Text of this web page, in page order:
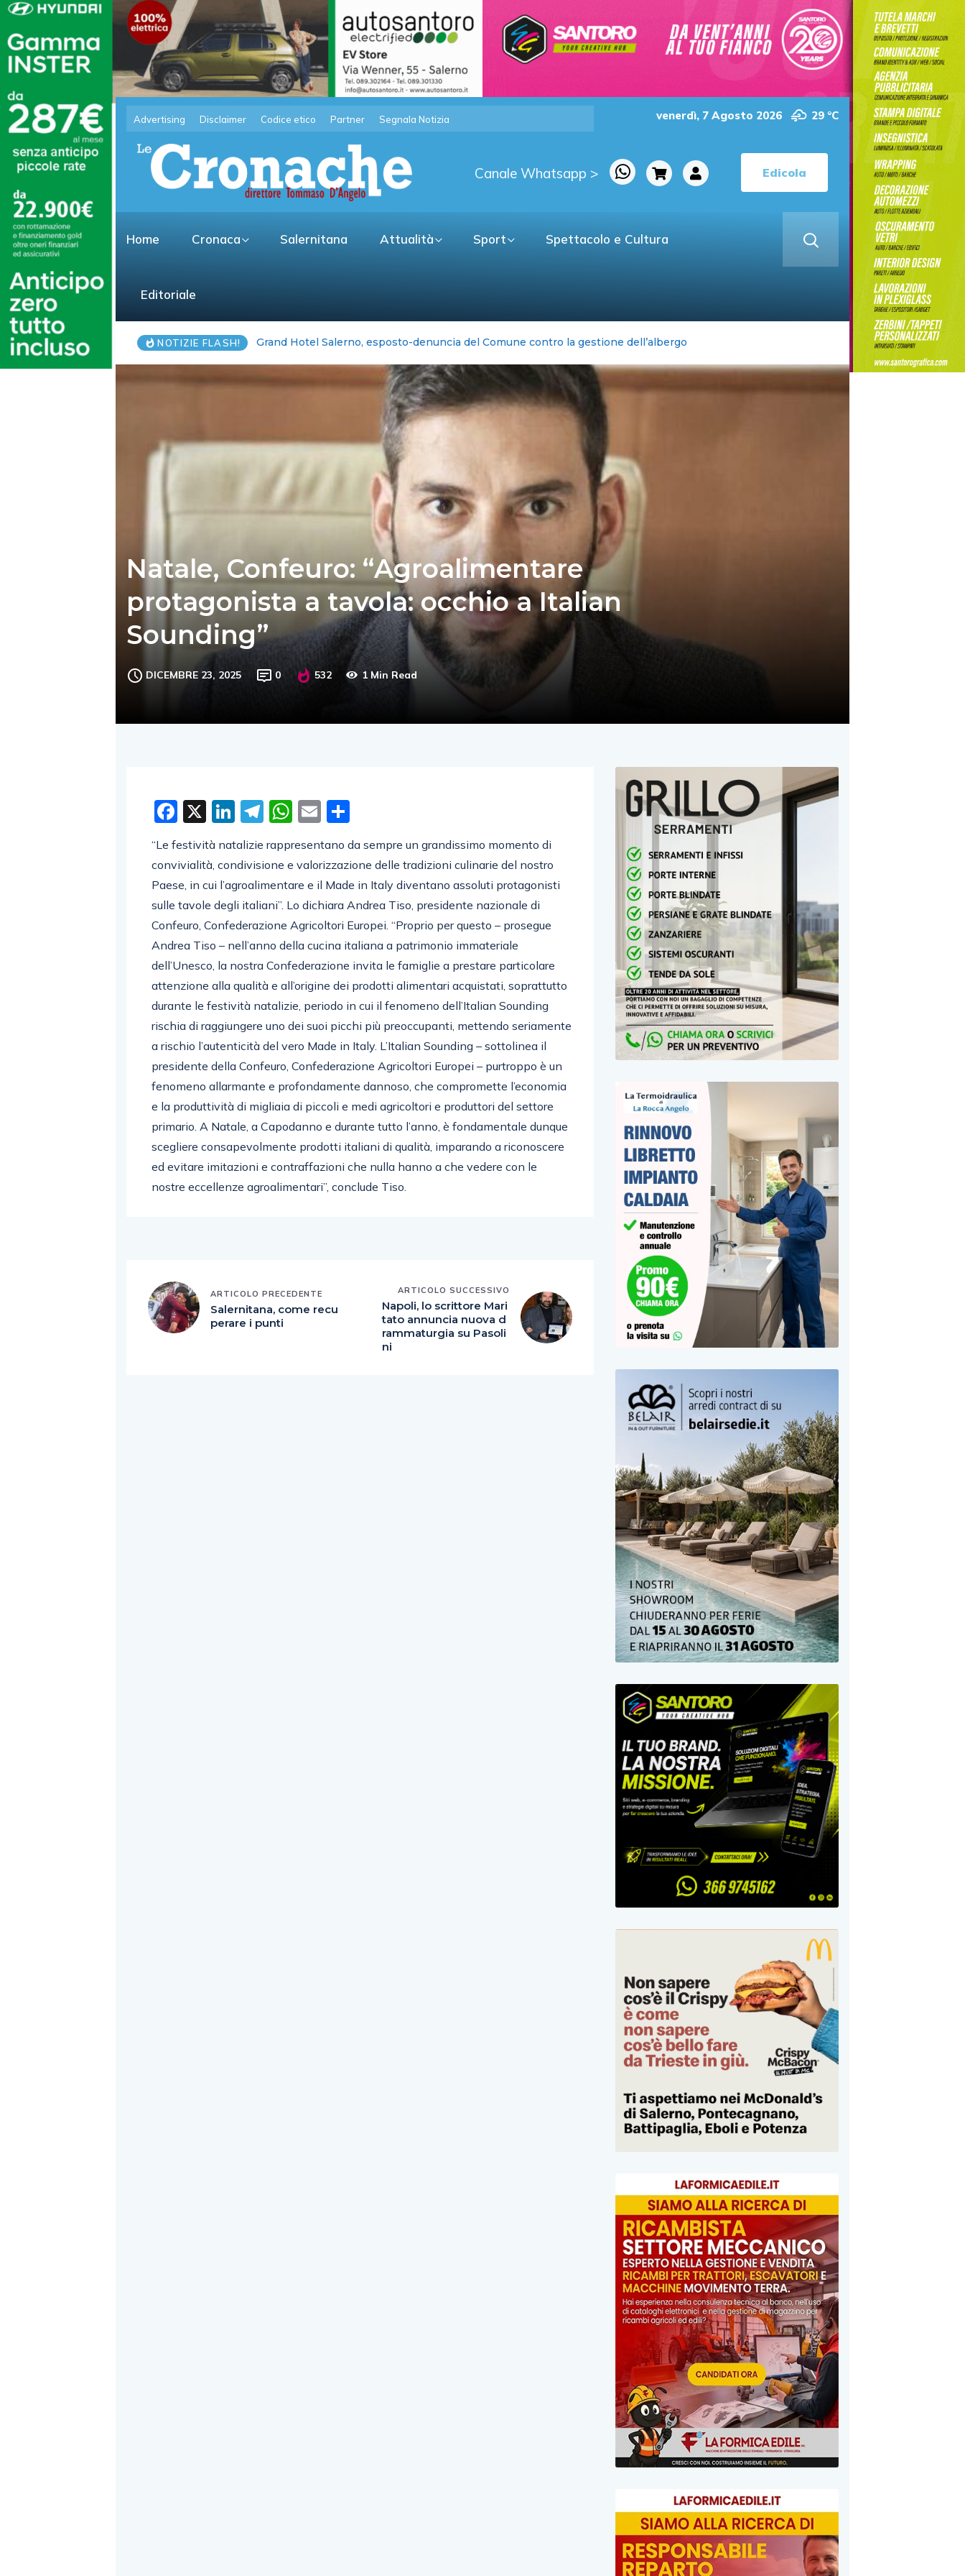
Advertising Disclaimer Codice etico Partner Segnala Notizia venerdì, 7 Agosto 2026 29 °C
Canale Whatsapp > Edicola
Home Cronaca Salernitana Attualità Sport Spettacolo e Cultura
Editoriale
NOTIZIE FLASH! Pagani, disordini durante il rientro di tifosi della Juve Stabia
Natale, Confeuro: “Agroalimentare
protagonista a tavola: occhio a Italian
Sounding”
DICEMBRE 23, 2025 0 532 1 Min Read
Facebook
X LinkedIn
Telegram
WhatsApp
Email
“Le festività natalizie rappresentano da sempre un grandissimo momento di
convivialità, condivisione e valorizzazione delle tradizioni culinarie del nostro
Paese, in cui l’agroalimentare e il Made in Italy diventano assoluti protagonisti
sulle tavole degli italiani”. Lo dichiara Andrea Tiso, presidente nazionale di
Confeuro, Confederazione Agricoltori Europei. “Proprio per questo – prosegue
Andrea Tiso – nell’anno della cucina italiana a patrimonio immateriale
dell’Unesco, la nostra Confederazione invita le famiglie a prestare particolare
attenzione alla qualità e all’origine dei prodotti alimentari acquistati, soprattutto
durante le festività natalizie, periodo in cui il fenomeno dell’Italian Sounding
rischia di raggiungere uno dei suoi picchi più preoccupanti, mettendo seriamente
a rischio l’autenticità del vero Made in Italy. L’Italian Sounding – sottolinea il
presidente della Confeuro, Confederazione Agricoltori Europei – purtroppo è un
fenomeno allarmante e profondamente dannoso, che compromette l’economia
e la produttività di migliaia di piccoli e medi agricoltori e produttori del settore
primario. A Natale, a Capodanno e durante tutto l’anno, è fondamentale dunque
scegliere consapevolmente prodotti italiani di qualità, imparando a riconoscere
ed evitare imitazioni e contraffazioni che nulla hanno a che vedere con le
nostre eccellenze agroalimentari”, conclude Tiso.
ARTICOLO PRECEDENTE
Salernitana, come recu
perare i punti
ARTICOLO SUCCESSIVO
Napoli, lo scrittore Mari
tato annuncia nuova d
rammaturgia su Pasoli
ni